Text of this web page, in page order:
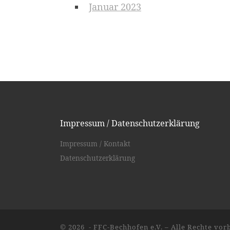
Januar 2023
Impressum / Datenschutzerklärung
Impressum / Kontakt
Datenschutzerklärung
© 2026 - FFC-Bechhofen e.V. – Alle Rechte